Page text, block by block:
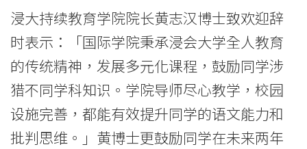
港
浸
会
大
学
浸大持续教育学院院长黄志汉博士致欢迎辞
时表示：「国际学院秉承浸会大学全人教育
的传统精神，发展多元化课程，鼓励同学涉
猎不同学科知识。学院导师尽心教学，校园
设施完善，都能有效提升同学的语文能力和
批判思维。」黄博士更鼓励同学在未来两年